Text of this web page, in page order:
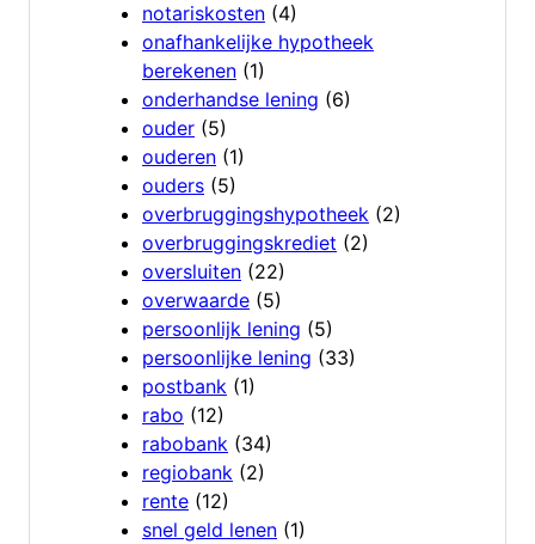
notariskosten (4)
onafhankelijke hypotheek
berekenen (1)
onderhandse lening (6)
ouder (5)
ouderen (1)
ouders (5)
overbruggingshypotheek (2)
overbruggingskrediet (2)
oversluiten (22)
overwaarde (5)
persoonlijk lening (5)
persoonlijke lening (33)
postbank (1)
rabo (12)
rabobank (34)
regiobank (2)
rente (12)
snel geld lenen (1)